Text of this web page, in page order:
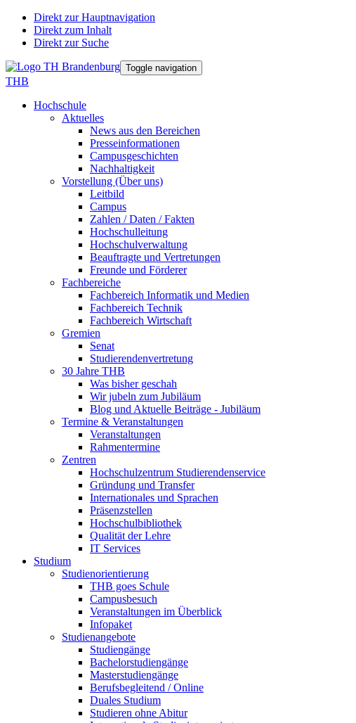
Direkt zur Hauptnavigation
Direkt zum Inhalt
Direkt zur Suche
Toggle navigation
THB
Hochschule
Aktuelles
News aus den Bereichen
Presseinformationen
Campusgeschichten
Nachhaltigkeit
Vorstellung (Über uns)
Leitbild
Campus
Zahlen / Daten / Fakten
Hochschulleitung
Hochschulverwaltung
Beauftragte und Vertretungen
Freunde und Förderer
Fachbereiche
Fachbereich Informatik und Medien
Fachbereich Technik
Fachbereich Wirtschaft
Gremien
Senat
Studierendenvertretung
30 Jahre THB
Was bisher geschah
Wir jubeln zum Jubiläum
Blog und Aktuelle Beiträge - Jubiläum
Termine & Veranstaltungen
Veranstaltungen
Rahmentermine
Zentren
Hochschulzentrum Studierendenservice
Gründung und Transfer
Internationales und Sprachen
Präsenzstellen
Hochschulbibliothek
Qualität der Lehre
IT Services
Studium
Studienorientierung
THB goes Schule
Campusbesuch
Veranstaltungen im Überblick
Infopaket
Studienangebote
Studiengänge
Bachelorstudiengänge
Masterstudiengänge
Berufsbegleitend / Online
Duales Studium
Studieren ohne Abitur